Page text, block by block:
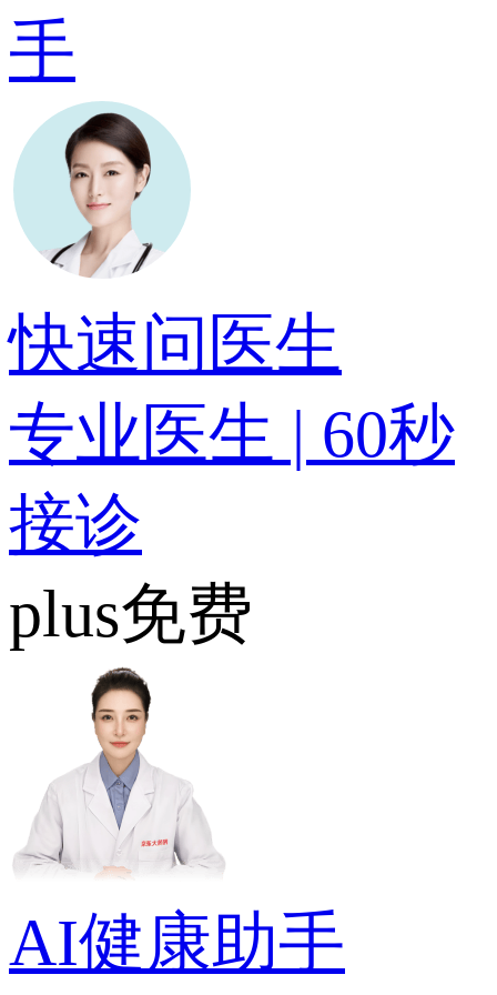
手
快速问医生
专业医生 | 60秒
接诊
plus免费
AI健康助手